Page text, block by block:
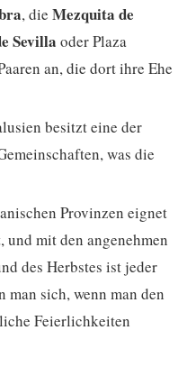
, die Mezquita de
Sevilla oder Plaza
an, die dort ihre Ehe
besitzt eine der
was die
Provinzen eignet
mit den angenehmen
des Herbstes ist jeder
man sich, wenn man den
Feierlichkeiten